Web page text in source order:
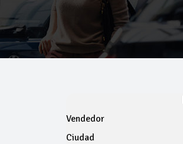
Vendedor
Ciudad